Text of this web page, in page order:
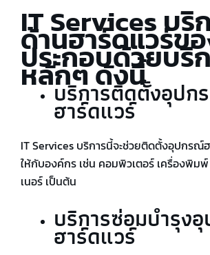
IT Services บริ
ด้านฮาร์ดแวร์ข
ประกอบด้วยบริ
หลักๆ ดังนี้
บริการติดตั้งอุป
ฮาร์ดแวร์
IT Services บริการนี้จะช่วยติดตั้งอุปกรณ์
ให้กับองค์กร เช่น คอมพิวเตอร์ เครื่องพิม
เนอร์ เป็นต้น
บริการซ่อมบำรุง
ฮาร์ดแวร์